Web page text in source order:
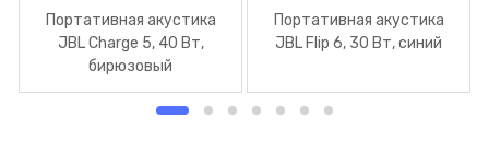
Портативная акустика
JBL Charge 5, 40 Вт,
бирюзовый
Портативная акустика
JBL Flip 6, 30 Вт, синий